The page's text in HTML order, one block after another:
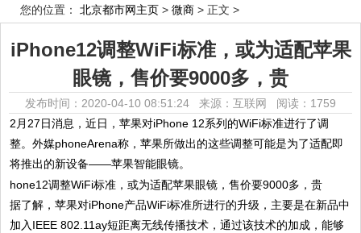
您的位置： 北京都市网主页 > 微商 > 正文 >
iPhone12调整WiFi标准，或为适配苹果
眼镜，售价要9000多，贵
发布时间：2020-04-10 08:51:24 来源：互联网 阅读：1759
2月27日消息，近日，苹果对iPhone 12系列的WiFi标准进行了调
整。外媒phoneArena称，苹果所做出的这些调整可能是为了适配即
将推出的新设备——苹果智能眼镜。
据了解，苹果对iPhone产品WiFi标准所进行的升级，主要是在新品中
加入IEEE 802.11ay短距离无线传播技术，通过该技术的加成，能够